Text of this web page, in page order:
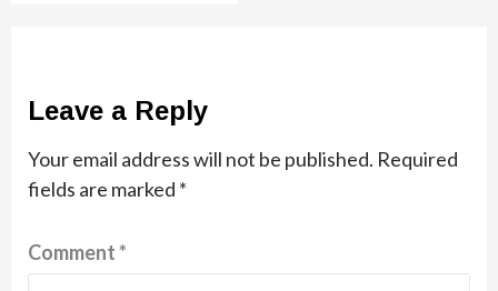
Leave a Reply
Your email address will not be published. Required
fields are marked *
Comment*